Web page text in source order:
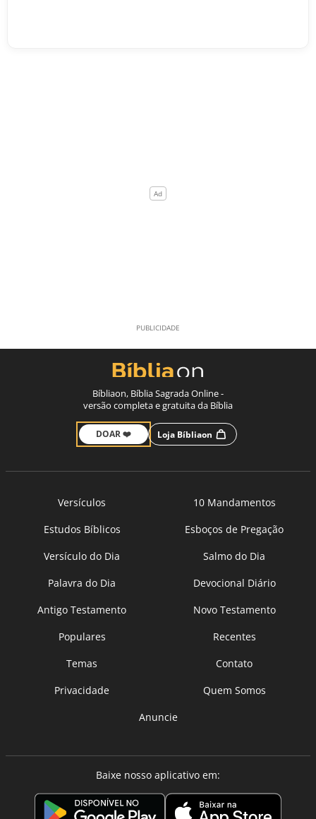
Bíbliaon, Bíblia Sagrada Online -
versão completa e gratuita da Bíblia
DOAR ❤️ Loja Bíbliaon
Versículos
10 Mandamentos
Estudos Bíblicos
Esboços de Pregação
Versículo do Dia
Salmo do Dia
Palavra do Dia
Devocional Diário
Antigo Testamento
Novo Testamento
Populares
Recentes
Temas
Contato
Privacidade
Quem Somos
Anuncie
Baixe nosso aplicativo em: